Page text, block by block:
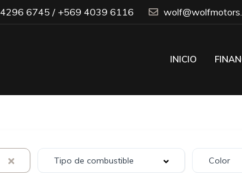
6745 / +569 4039 6116
INICIO